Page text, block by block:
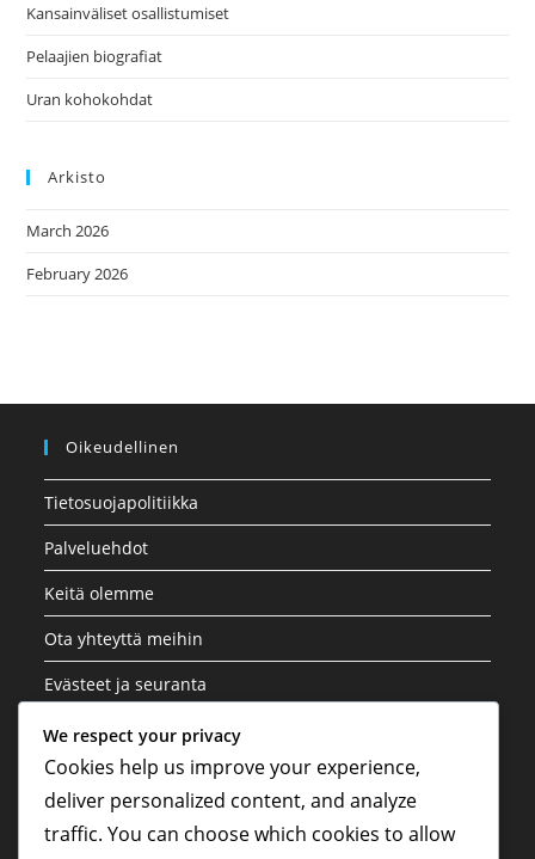
Kansainväliset osallistumiset
Pelaajien biografiat
Uran kohokohdat
Arkisto
March 2026
February 2026
Oikeudellinen
Tietosuojapolitiikka
Palveluehdot
Keitä olemme
Ota yhteyttä meihin
Evästeet ja seuranta
Kategoriat
Kansainväliset osallistumiset
We respect your privacy
Cookies help us improve your experience,
deliver personalized content, and analyze
traffic. You can choose which cookies to allow